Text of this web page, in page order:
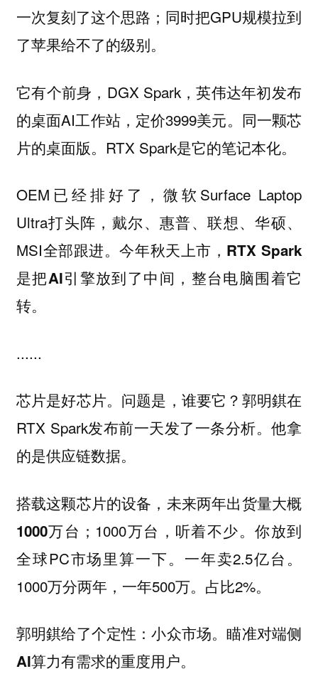
一次复刻了这个思路；同时把GPU规模拉到
了苹果给不了的级别。
它有个前身，DGX Spark，英伟达年初发布
的桌面AI工作站，定价3999美元。同一颗芯
片的桌面版。RTX Spark是它的笔记本化。
OEM已经排好了，微软Surface Laptop
Ultra打头阵，戴尔、惠普、联想、华硕、
MSI全部跟进。今年秋天上市，RTX Spark
是把AI引擎放到了中间，整台电脑围着它
转。
......
芯片是好芯片。问题是，谁要它？郭明錤在
RTX Spark发布前一天发了一条分析。他拿
的是供应链数据。
搭载这颗芯片的设备，未来两年出货量大概
1000万台 ；1000万台，听着不少。你放到
全球PC市场里算一下。一年卖2.5亿台。
1000万分两年，一年500万。占比2%。
郭明錤给了个定性：小众市场。瞄准对端侧
AI算力有需求的重度用户。